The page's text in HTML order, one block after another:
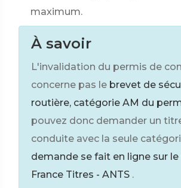
maximum.
À savoir
L'invalidation du permis de
concerne pas le brevet de
routière, catégorie AM du
pouvez donc demander un
conduite avec la seule
demande se fait en ligne sur
France Titres - ANTS .